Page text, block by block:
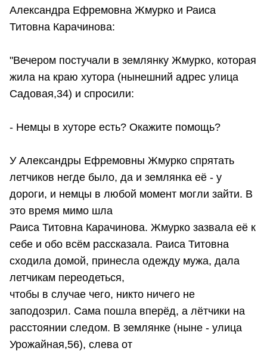
Александра Ефремовна Жмурко и Раиса
Титовна Карачинова:
"Вечером постучали в землянку Жмурко, которая
жила на краю хутора (нынешний адрес улица
Садовая,34) и спросили:
- Немцы в хуторе есть? Окажите помощь?
У Александры Ефремовны Жмурко спрятать
летчиков негде было, да и землянка её - у
дороги, и немцы в любой момент могли зайти. В
это время мимо шла
Раиса Титовна Карачинова. Жмурко зазвала её к
себе и обо всём рассказала. Раиса Титовна
сходила домой, принесла одежду мужа, дала
летчикам переодеться,
чтобы в случае чего, никто ничего не
заподозрил. Сама пошла вперёд, а лётчики на
расстоянии следом. В землянке (ныне - улица
Урожайная,56), слева от